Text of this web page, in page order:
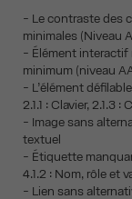
- Le contraste des
minimales (Niveau
- Élément interactif
minimum (niveau
- L’élément
2.1.1 : Clavier, 2.1.3
- Image sans
textuel
- Étiquette
4.1.2 : Nom, rôle et
- Lien sans